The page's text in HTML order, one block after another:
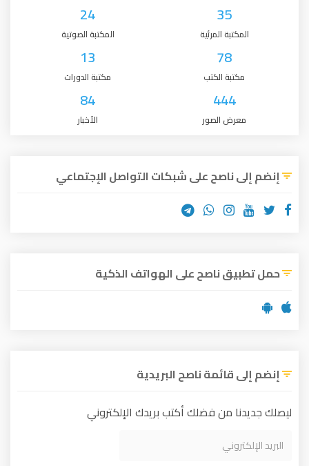
35
المكتبة المرئية
24
المكتبة الصوتية
78
مكتبة الكتب
13
مكتبة الدورات
444
معرض الصور
84
الأخبار
إنضم إلى ناصح على شبكات التواصل الإجتماعي
حمل تطبيق ناصح على الهواتف الذكية
إنضم إلى قائمة ناصح البريدية
ليصلك جديدنا من فضلك أكتب بريدك الإلكتروني